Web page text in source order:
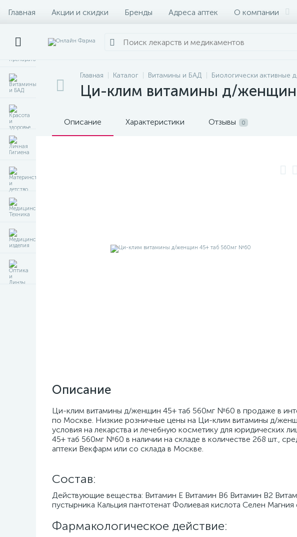
Главная Акции и скидки Бренды Адреса аптек О компании
Главная Каталог Витамины и БАД Биологически активные
Ци-клим витамины д/
Описание Характеристики Отзывы 0
Описание
Ци-клим витамины д/женщин 45+ таб 560мг №60 в продаже в
по Москве. Низкие розничные цены на Ци-клим витамины д/
условия на лекарства и лечебную косметику для юридических
45+ таб 560мг №60 в наличии на складе в количестве 268 шт.,
аптеки Векфарм или со склада в Москве.
Cостав:
Действующие вещества: Витамин Е Витамин В6 Витамин В2
пустырника Кальция пантотенат Фолиевая кислота Селен
Фармакологическое действие: